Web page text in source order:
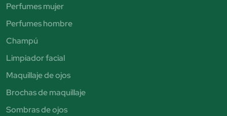
Perfumes mujer
Perfumes hombre
Champú
Limpiador facial
Maquillaje de ojos
Brochas de maquillaje
Sombras de ojos